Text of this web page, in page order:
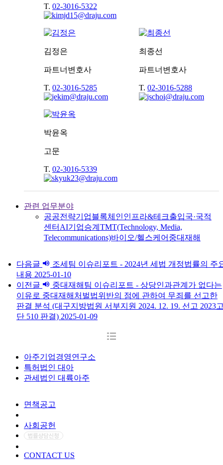
T. 02-3016-5322
김정은
파트너변호사
T. 02-3016-5285
최종선
파트너변호사
T. 02-3016-5288
박윤옥
고문
T. 02-3016-5339
관련 업무분야
공공전략기업블록체인인프라&테크출입국·국적
센터 AI기업승계 TMT(Technology, Media,
Telecommunications)바이오/헬스케어 중대재해
다음글
조세팀 이슈리포트 - 2024년 세법 개정법률의 주
내용 2025-01-10
이전글
중대재해팀 이슈리포트 - 상당인과관계가 없다는
이유로 중대재해처벌법위반의 점에 관하여 무죄를 선고한
판결 분석 (대구지방법원 서부지원 2024. 12. 19. 선고 2023
단 510 판결) 2025-01-09
아주기업경영연구소
특허법인 대아
관세법인 대륙아주
면책공고
사회공헌
CONTACT US